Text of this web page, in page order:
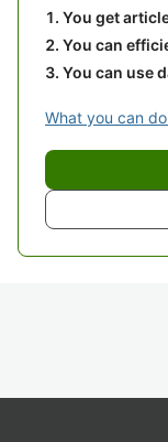
You get
You can
You can use
What you can